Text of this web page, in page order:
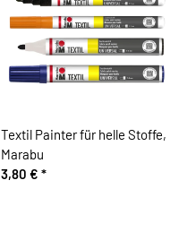
Textil Painter für helle Stoffe,
Marabu
3,80 € *